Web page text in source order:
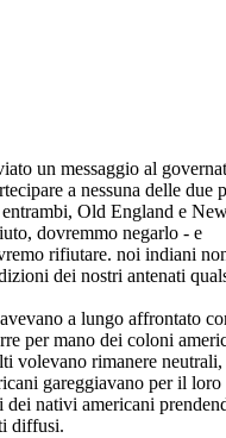
un messaggio al
a nessuna delle due
Old England e
dovremmo negarlo - e
rifiutare. noi indiani
dei nostri antenati
a lungo affrontato
per mano dei coloni
volevano rimanere neutrali,
gareggiavano per il loro
nativi americani
diffusi.